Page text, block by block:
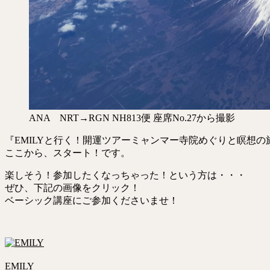
ANA NRT→RGN NH813便 座席No.27から撮影
『EMILYと行く！開運ツアーミャンマー寺院めぐりと瞑想の
ここから、スタート！です。
楽しそう！参加したくなっちゃった！という方は・・・
ぜひ、下記の画像をクリック！
ベーシック講座にご参加くださいませ！
EMILY